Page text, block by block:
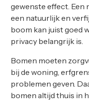
gewenste effect. Een
een natuurlijk en
boom kan juist goed
privacy belangrijk is.
Bomen moeten
bij de woning,
problemen geven.
bomen altijd thuis in